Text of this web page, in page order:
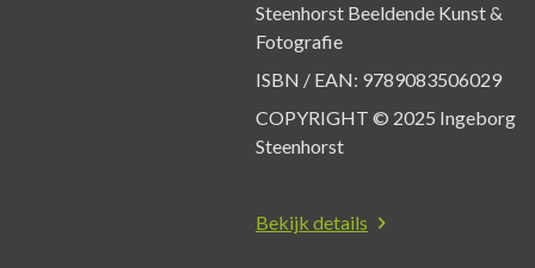
Steenhorst Beeldende Kunst &
Fotografie
ISBN / EAN: 9789083506029
COPYRIGHT © 2025 Ingeborg
Steenhorst
Bekijk details